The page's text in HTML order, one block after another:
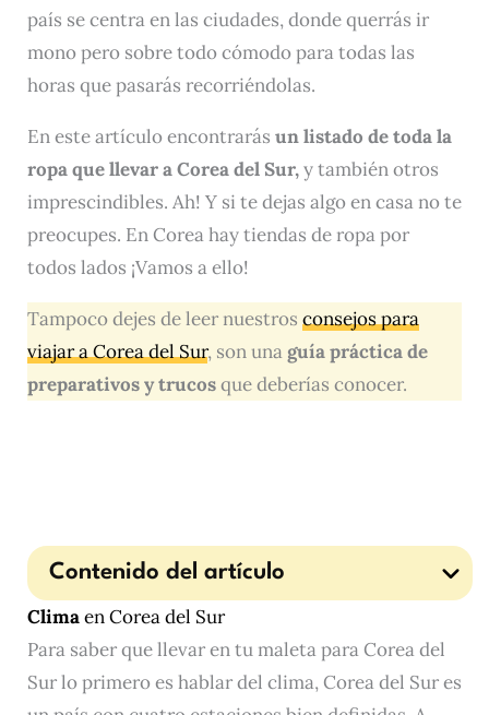
país se centra en las ciudades, donde querrás ir
mono pero sobre todo cómodo para todas las
horas que pasarás recorriéndolas.
En este artículo encontrarás un listado de toda la
ropa que llevar a Corea del Sur,y también otros
imprescindibles. Ah! Y si te dejas algo en casa no te
preocupes. En Corea hay tiendas de ropa por
todos lados ¡Vamos a ello!
Tampoco dejes de leer nuestros consejos para
viajar a Corea del Sur, son una guía práctica de
preparativos y trucosque deberías conocer.
Contenido del artículo
Climaen Corea del Sur
Para saber que llevar en tu maleta para Corea del
Sur lo primero es hablar del clima, Corea del Sur es